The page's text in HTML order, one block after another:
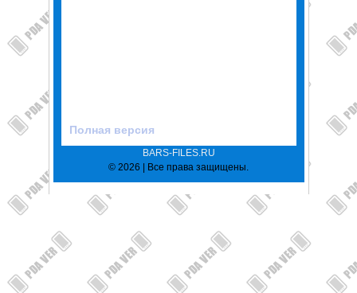
Полная версия
BARS-FILES.RU
© 2026 | Все права защищены.